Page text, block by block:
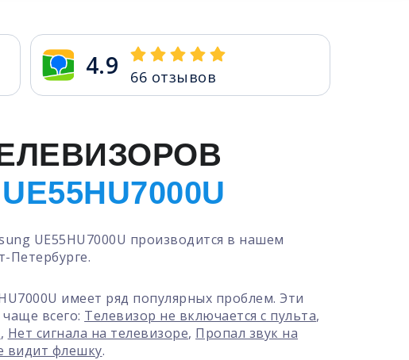
4.9 66 отзывов
UE55HU7000U производится в нашем
Петербурге.
имеет ряд популярных проблем. Эти
всего: Телевизор не включается с пульта,
, Нет сигнала на телевизоре, Пропал звук на
видит флешку.